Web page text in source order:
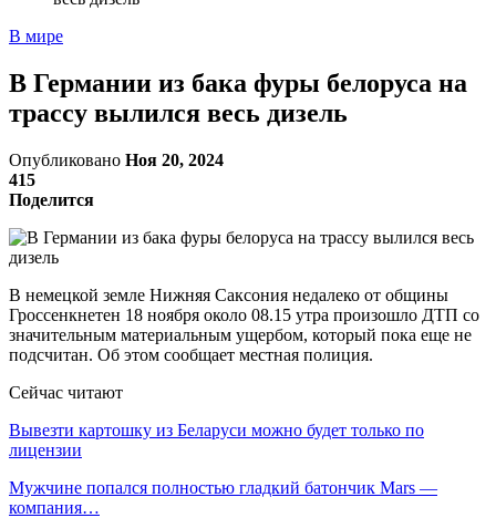
В мире
В Германии из бака фуры белоруса на
трассу вылился весь дизель
Опубликовано Ноя 20, 2024
415
Поделится
В немецкой земле Нижняя Саксония недалеко от общины
Гроссенкнетен 18 ноября около 08.15 утра произошло ДТП со
значительным материальным ущербом, который пока еще не
подсчитан. Об этом сообщает местная полиция.
Сейчас читают
Вывезти картошку из Беларуси можно будет только по
лицензии
Мужчине попался полностью гладкий батончик Mars —
компания…